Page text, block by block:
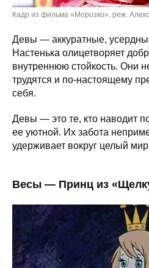
Кадр из фильма «Морозко», реж.
Девы — аккуратные,
Настенька олицетворяет
внутреннюю стойкость. Они
трудятся и по-настоящему
себя.
Девы — это те, кто наводит
ее уютной. Их забота
удерживает вокруг целый
Весы — Принц из